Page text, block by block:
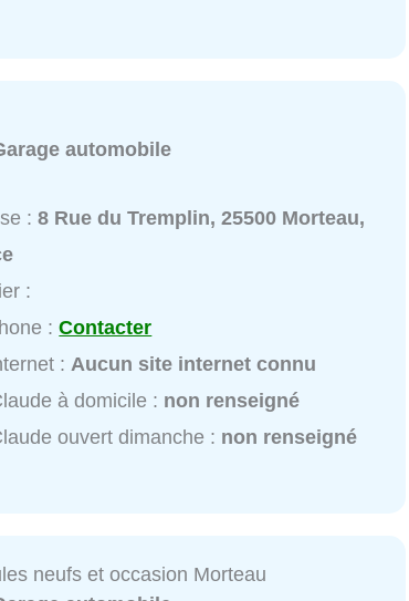
automobile
:8 Rue du Tremplin, 25500 Morteau,
:
:Contacter
: Aucun site internet connu
à domicile : non renseigné
ouvert dimanche : non renseigné
neufs et occasion Morteau